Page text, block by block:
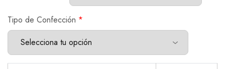
Tipo de Confección *